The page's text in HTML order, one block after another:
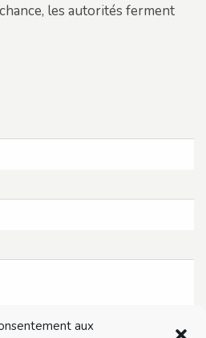
aux
les autorités ferment